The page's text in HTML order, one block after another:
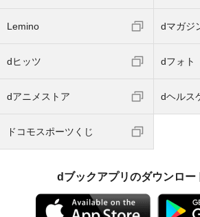
Lemino dマガジ
dヒッツ dフォト
dアニメストア dヘルス
ドコモスポーツくじ
dブックアプリのダウンロー